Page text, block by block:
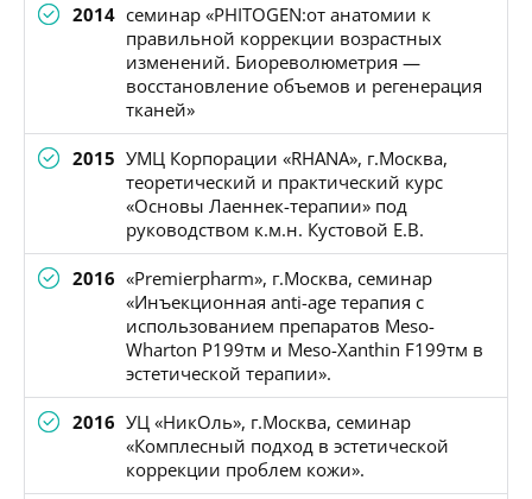
2014 семинар «PHITOGEN:от анатомии к
правильной коррекции возрастных
изменений. Биореволюметрия —
восстановление объемов и регенерация
тканей»
2015 УМЦ Корпорации «RHANA», г.Москва,
теоретический и практический курс
«Основы Лаеннек-терапии» под
руководством к.м.н. Кустовой Е.В.
2016 «Premierpharm», г.Москва, семинар
«Инъекционная anti-age терапия с
использованием препаратов Meso-
Wharton P199тм и Meso-Xanthin F199тм в
эстетической терапии».
2016 УЦ «НикОль», г.Москва, семинар
«Комплесный подход в эстетической
коррекции проблем кожи».